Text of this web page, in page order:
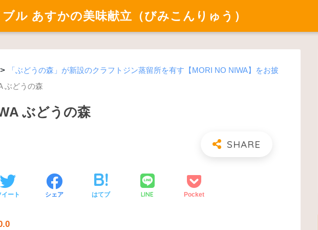
ル あすかの美味献立（びみこんりゅう）
>
「ぶどうの森」が新設のクラフトジン蒸留所を有す【MORI NO NIWA】をお披
ぶどうの森
ぶどうの森
イート シェア はてブ LINE Pocket